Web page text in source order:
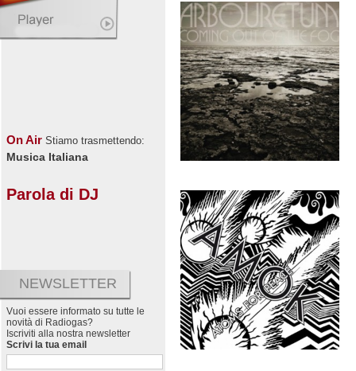
On Air Stiamo trasmettendo:
Musica Italiana
Parola di DJ
NEWSLETTER
Vuoi essere informato su tutte le
novità di Radiogas?
Iscriviti alla nostra newsletter
Scrivi la tua email